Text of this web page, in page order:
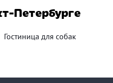
Петербурге
Гостиница для собак